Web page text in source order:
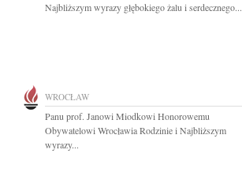
Najbliższym wyrazy głębokiego żalu i serdecznego...
WROCŁAW
Panu prof. Janowi Miodkowi Honorowemu
Obywatelowi Wrocławia Rodzinie i Najbliższym
wyrazy...